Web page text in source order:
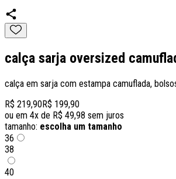
calça sarja oversized
calça em sarja com estampa camuflada,
R$ 219,90 R$ 199,90
ou em 4x de R$ 49,98 sem juros
tamanho: escolha um tamanho
36
38
40